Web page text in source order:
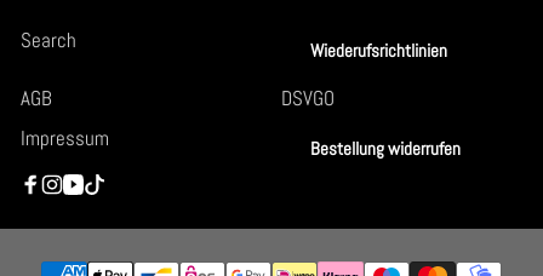
Search Wiederufsrichtlinien
AGB
DSVGO
Impressum
Bestellung widerrufen
Facebook
Instagram
YouTube
TikTok